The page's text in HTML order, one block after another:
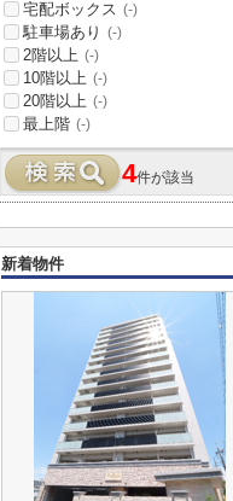
宅配ボックス (-)
駐車場あり (-)
2階以上 (-)
10階以上 (-)
20階以上 (-)
最上階 (-)
4件が該当
新着物件